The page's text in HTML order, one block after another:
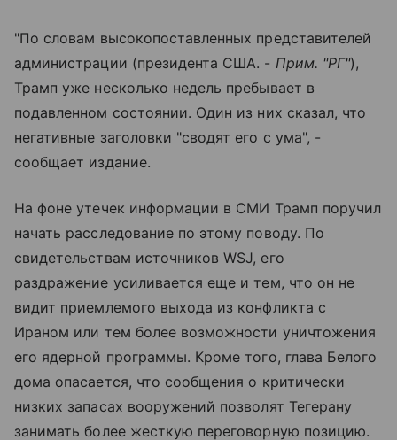
"По словам высокопоставленных представителей
администрации (президента США. - Прим. "РГ"),
Трамп уже несколько недель пребывает в
подавленном состоянии. Один из них сказал, что
негативные заголовки "сводят его с ума", -
сообщает издание.
На фоне утечек информации в СМИ Трамп поручил
начать расследование по этому поводу. По
свидетельствам источников WSJ, его
раздражение усиливается еще и тем, что он не
видит приемлемого выхода из конфликта с
Ираном или тем более возможности уничтожения
его ядерной программы. Кроме того, глава Белого
дома опасается, что сообщения о критически
низких запасах вооружений позволят Тегерану
занимать более жесткую переговорную позицию.